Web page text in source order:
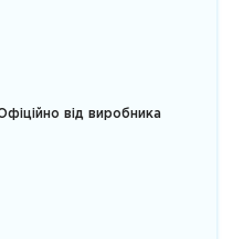
від виробника